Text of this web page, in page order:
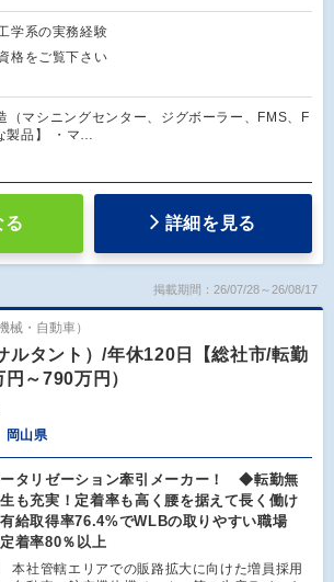
学系の実務経験
格をご覧下さい
（マシニングセンター、ジグボーラー、FMS、F
製品】 ・マ…
る 詳細を見る
掲載期間：26/07/28～26/08/17
械・自動車）
ルタント）/年休120日【総社市/転勤
～790万円）
岡山県
タリゼーション牽引メーカー！ ◆転勤無
も充実！定着率も高く腰を据えて長く働け
給取得率76.4%でWLBの取りやすい職場
着率80％以上
本社管轄エリアでの販路拡大に向けた増員採用